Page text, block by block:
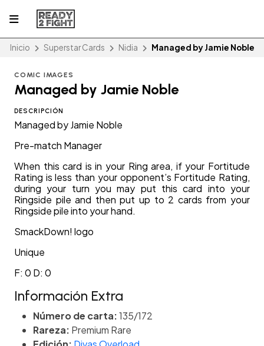
Inicio Superstar Cards Nidia Managed by Jamie Noble
COMIC IMAGES
Managed by Jamie Noble
DESCRIPCIÓN
Managed by Jamie Noble
Pre-match Manager
When this card is in your Ring area, if your Fortitude
Rating is less than your opponent’s Fortitude Rating,
during your turn you may put this card into your
Ringside pile and then put up to 2 cards from your
Ringside pile into your hand.
SmackDown! logo
Unique
F: 0 D: 0
Información Extra
Número de carta:135/172
Rareza: Premium Rare